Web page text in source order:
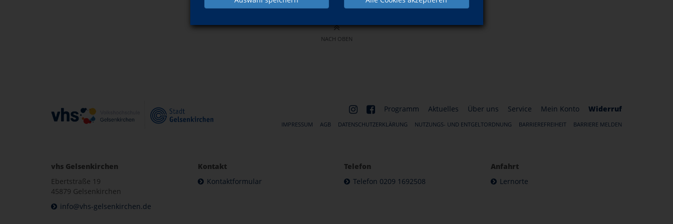
NACH OBEN
Programm Aktuelles Über uns Service Mein Konto Widerruf
IMPRESSUM AGB DATENSCHUTZERKLÄRUNG NUTZUNGS- UND ENTGELTORDNUNG BARRIEREFREIHEIT BARRIERE MELDEN
vhs Gelsenkirchen
Ebertstraße 19
45879 Gelsenkirchen
info@vhs-gelsenkirchen.de
Kontakt
Kontaktformular
Telefon
Telefon 0209 1692508
Anfahrt
Lernorte